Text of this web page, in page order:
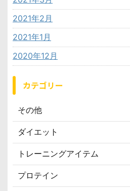
2021年2月
2021年1月
2020年12月
カテゴリー
その他
ダイエット
トレーニングアイテム
プロテイン